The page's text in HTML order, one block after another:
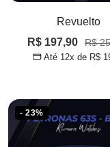
Revuelto
Preço
promocional
R$ 197,90
Preço
R$
Até 12x de R$
- 23%